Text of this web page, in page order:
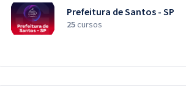
Prefeitura de Santos - SP
25cursos